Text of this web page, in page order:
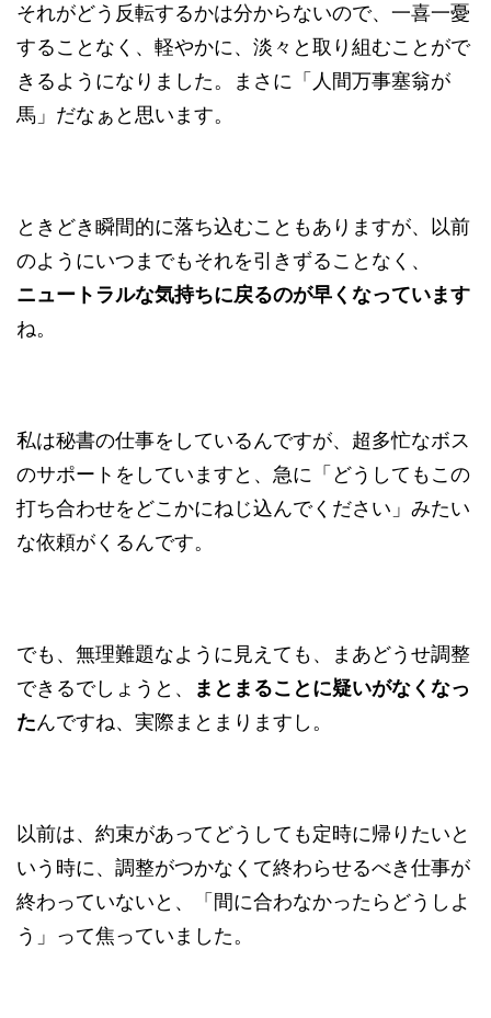
それがどう反転するかは分からないので、一喜一憂
することなく、軽やかに、淡々と取り組むことがで
きるようになりました。まさに「人間万事塞翁が
馬」だなぁと思います。
ときどき瞬間的に落ち込むこともありますが、以前
のようにいつまでもそれを引きずることなく、
ニュートラルな気持ちに戻るのが早くなっています
ね。
私は秘書の仕事をしているんですが、超多忙なボス
のサポートをしていますと、急に「どうしてもこの
打ち合わせをどこかにねじ込んでください」みたい
な依頼がくるんです。
でも、無理難題なように見えても、まあどうせ調整
できるでしょうと、
まとまることに疑いがなくなっ
たんですね、実際まとまりますし。
以前は、約束があってどうしても定時に帰りたいと
いう時に、調整がつかなくて終わらせるべき仕事が
終わっていないと、「間に合わなかったらどうしよ
う」って焦っていました。